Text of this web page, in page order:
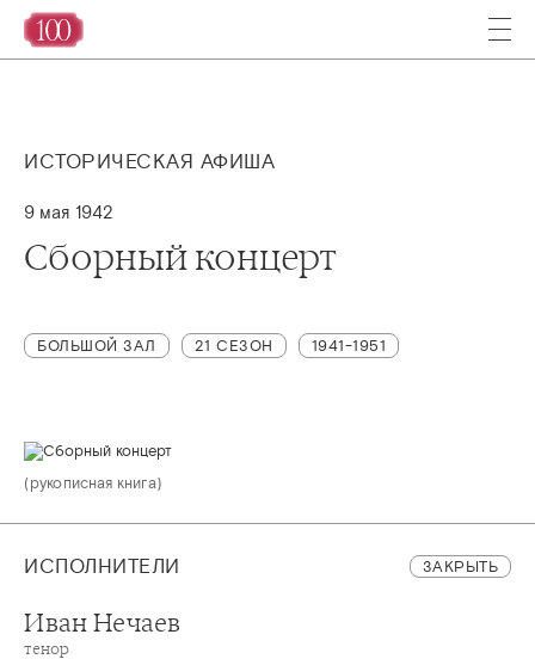
ИСТОРИЧЕСКАЯ АФИША
9 мая 1942
Сборный концерт
БОЛЬШОЙ ЗАЛ 21 СЕЗОН 1941-1951
(рукописная книга)
ИСПОЛНИТЕЛИ ЗАКРЫТЬ
Иван Нечаев
тенор